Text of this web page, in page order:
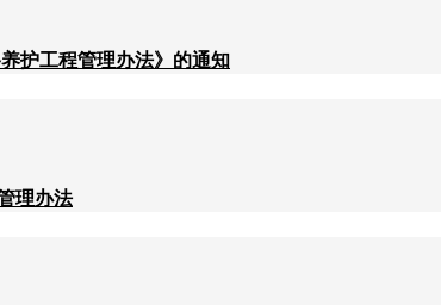
护工程管理办法》的通知
理办法